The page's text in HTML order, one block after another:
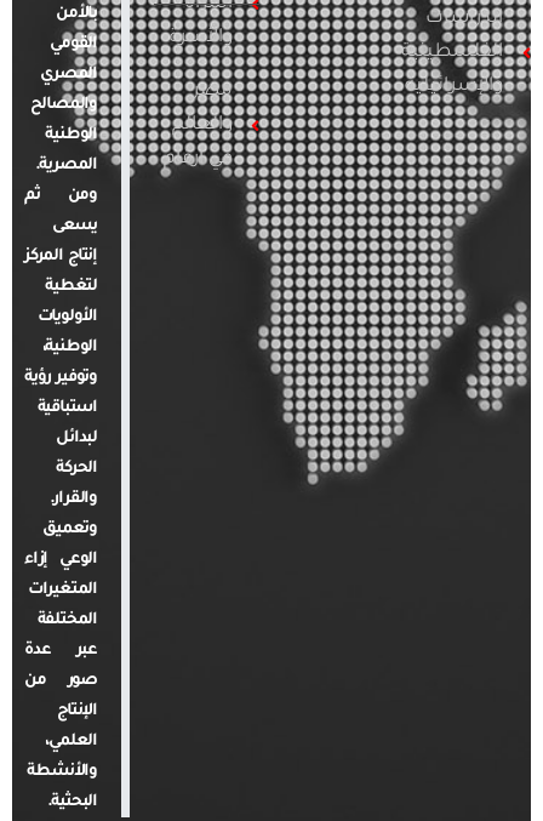
الدراسات
الفلسطينية
والإسرائيلية
المرأة
والأسرة
مصر
والعالم
في أرقام
بالأمن
القومي
المصري
والمصالح
الوطنية
المصرية.
ومن ثم
يسعى
إنتاج المركز
لتغطية
الأولويات
الوطنية،
وتوفير رؤية
استباقية
لبدائل
الحركة
والقرار.
وتعميق
الوعي إزاء
المتغيرات
المختلفة
عبر عدة
صور من
الإنتاج
العلمي،
والأنشطة
البحثية.